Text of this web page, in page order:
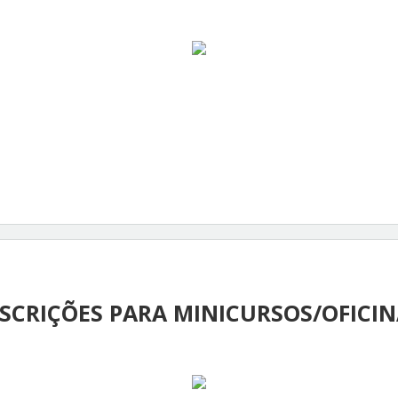
PARA MINICURSOS/